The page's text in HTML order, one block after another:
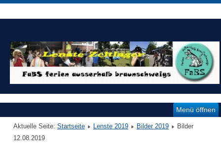
Menü öffnen
Aktuelle Seite: Startseite Lenste 2019 Bilder 2019
Bilder
12.08.2019